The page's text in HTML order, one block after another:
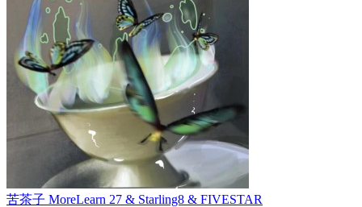
苦茶子 MoreLearn 27 & Starling8 & FIVESTAR